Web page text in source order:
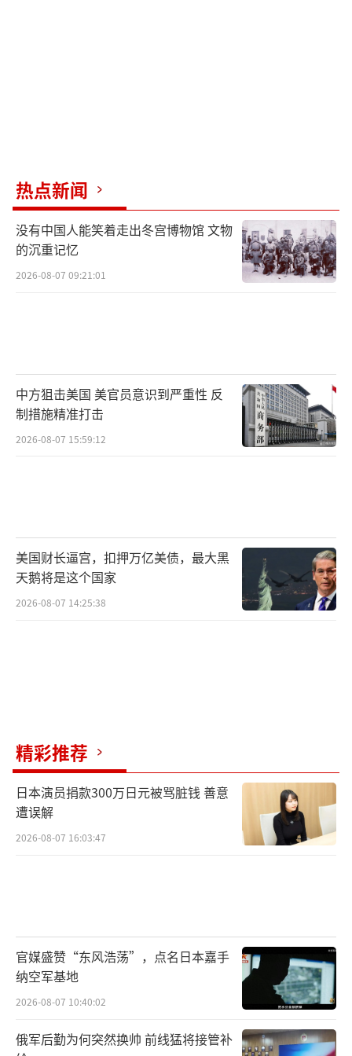
克兰总统泽连斯基20日签署了延长国家战时状
态的法令。根据这一法令，乌克兰战时状态将
在当地时间3月26日5时30分到期后延长30天。
（责任编辑：许朝）
热点新闻
没有中国人能笑着走出冬宫博物馆 文物
的沉重记忆
2026-08-07 09:21:01
中方狙击美国 美官员意识到严重性 反
制措施精准打击
2026-08-07 15:59:12
美国财长逼宫，扣押万亿美债，最大黑
天鹅将是这个国家
2026-08-07 14:25:38
精彩推荐
日本演员捐款300万日元被骂脏钱 善意
遭误解
2026-08-07 16:03:47
官媒盛赞“东风浩荡”，点名日本嘉手
纳空军基地
2026-08-07 10:40:02
俄军后勤为何突然换帅 前线猛将接管补